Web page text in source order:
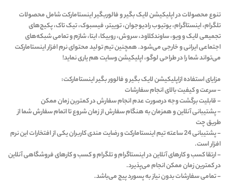
تنوع محصولات در اپلیکیشن لایک بگیر و فالوربگیر اینستامارکت شامل محصولات
تلگرام، اینستاگرام، یوتیوب رادیوجوان، توییتر، فیسبوک، تیک تاک، پکیج‌های
تجمیعی لایک و ویو، ساوندکلاود، سروش، روبیکا، ایتا، شازم و تمامی شبکه‌های
اجتماعی ایرانی و خارجی می‌شود. همچنین تیم تولید محتوای نرم افزار اینستامارکت
می‌تواند شما را در طراحی لوگو، اپلیکیشن وسایت هم یاری نماید!
مزایای استفاده ازاپلیکیشن لایک بگیر و فالوور بگیر اینستامارکت:
- سرعت و کیفیت بالای انجام سفارشات
- قابلیت برگشت وجه درصورت عدم انجام سفارش در کمترین زمان ممکن
- پشتیبانی آنلاین و همزمان به هنگام سفارش از زمان شروع تا اتمام سفارش شما از
طریق چت
- پشتیبانی 24 ساعته تیم اینستامارکت و رضایت مندی کاربران یکی از افتخارات این نرم
افزار است.
- ارتقا کسب و کارهای آنلاین در اینستاگرام و تلگرام و کسب و کارهای فروشگاهی آنلاین
در کمترین زمان ممکن انجام می‌پذیرد.
- تمامی سفارشات بدون نیاز به پسورد پیج می‌باشد.